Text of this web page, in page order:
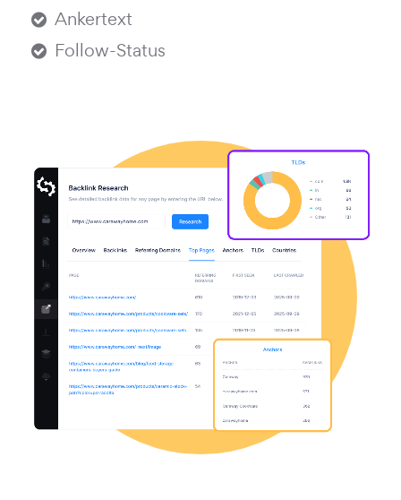
Ankertext
Follow-Status